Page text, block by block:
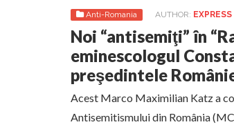
Anti-Romania AUTHOR: EXPRESS
Noi “antisemiţi” în
eminescologul
preşedintele
Acest Marco Maximilian Katz a
Antisemitismului din România